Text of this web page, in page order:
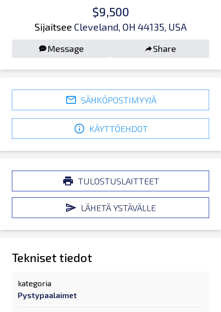
$9,500
Sijaitsee Cleveland, OH 44135, USA
Message Share
SÄHKÖPOSTIMYYJÄ
KÄYTTÖEHDOT
TULOSTUSLAITTEET
LÄHETÄ YSTÄVÄLLE
Tekniset tiedot
kategoria
Pystypaalaimet